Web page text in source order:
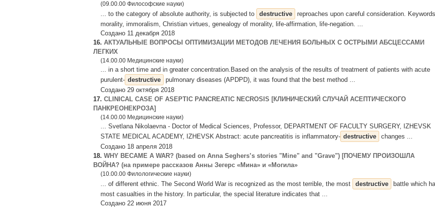
(09.00.00 Философские науки)
... to the category of absolute authority, is subjected to destructive
reproaches upon careful consideration.
morality, immoralism, Christian virtues, genealogy of morality, life-affirmation, life-negation. ...
Создано 11 декабря 2018
16. АКТУАЛЬНЫЕ ВОПРОСЫ ОПТИМИЗАЦИИ МЕТОДОВ ЛЕЧЕНИЯ БОЛЬНЫХ С ОСТРЫМИ АБСЦЕССАМИ
ЛЕГКИХ
(14.00.00 Медицинские науки)
... in a short time and in greater concentration.Based on the analysis of the results of treatment of patients with acute
purulent- destructive
pulmonary diseases (APDPD), it was found that the best method ...
Создано 29 октября 2018
17. CLINICAL CASE OF ASEPTIC PANCREATIC NECROSIS [КЛИНИЧЕСКИЙ СЛУЧАЙ АСЕПТИЧЕСКОГО
ПАНКРЕОНЕКРОЗА]
(14.00.00 Медицинские науки)
... Svetlana Nikolaevna - Doctor of Medical Sciences, Professor, DEPARTMENT OF FACULTY SURGERY, IZHEVSK
STATE MEDICAL ACADEMY, IZHEVSK Abstract: аcute pancreatitis is inflammatory- destructive
changes ...
Создано 18 апреля 2018
18. WHY BECAME A WAR? (based on Anna Seghers’s stories "Mine" and "Grave") [ПОЧЕМУ ПРОИЗОШЛА
ВОЙНА? (на примере рассказов Анны Зегерс «Мина» и «Могила»
(10.00.00 Филологические науки)
... of different ethnic. The Second World War is recognized as the most terrible, the most destructive
battle which
most casualties in the history. In particular, the special literature indicates that ...
Создано 22 июня 2017